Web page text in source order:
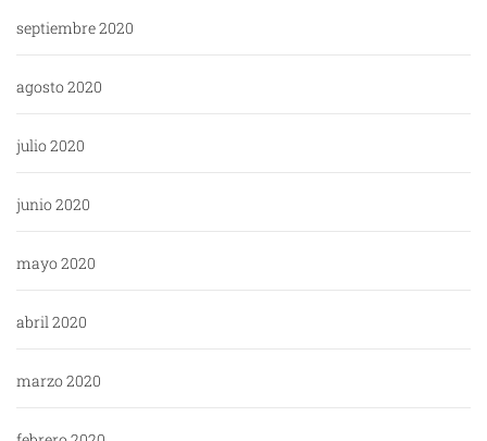
septiembre 2020
agosto 2020
julio 2020
junio 2020
mayo 2020
abril 2020
marzo 2020